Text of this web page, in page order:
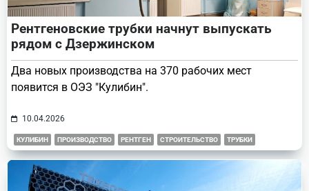
Рентгеновские трубки начнут выпускать
рядом с Дзержинском
Два новых производства на 370 рабочих мест
появится в ОЭЗ "Кулибин".
10.04.2026
КУЛИБИН ПРОИЗВОДСТВО РЕНТГЕН СТРОИТЕЛЬСТВО ТРУБКИ